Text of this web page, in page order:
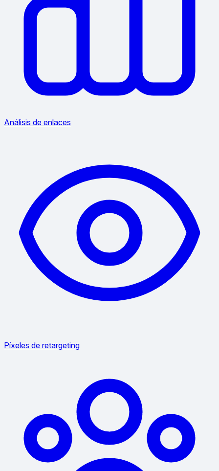
Análisis de enlaces
Píxeles de retargeting